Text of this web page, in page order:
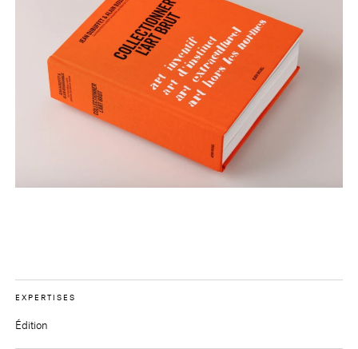
EXPERTISES
Édition